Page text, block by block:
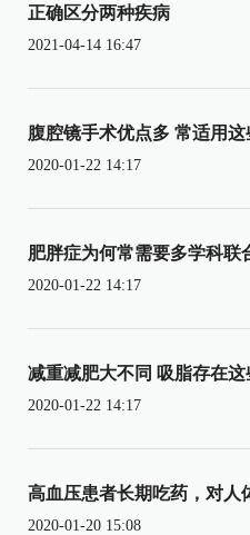
正确区分两种疾病
2021-04-14 16:47
腹腔镜手术优点多 常适用
2020-01-22 14:17
肥胖症为何常需要多学科联
2020-01-22 14:17
减重减肥大不同 吸脂存在
2020-01-22 14:17
高血压患者长期吃药，对人
2020-01-20 15:08